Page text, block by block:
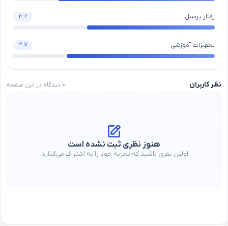
رفتار پرسنل ۳.۲
تجهیزات آموزشی ۳.۷
نظر کاربران ۰ دیدگاه در این صفحه
هنوز نظری ثبت نشده است
اولین نفری باشید که تجربه خود را به اشتراک می‌گذارد.